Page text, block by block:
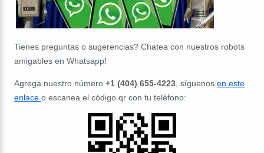
Tienes preguntas o sugerencias? Chatea con nuestros robots
amigables en Whatsapp!
Agrega nuestro número +1 (404) 655-4223 , síguenos en este
enlace o escanea el código qr con tu teléfono: